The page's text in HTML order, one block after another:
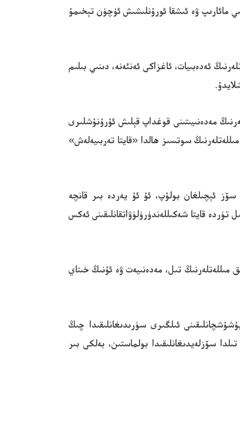
مائارىپ ۋە ئىشقا ئورۇنلىشىش ئۈچۈن تېخىمۇ
ئەدەبىيات، ئاغزاكى ئەنئەنە، دىنىي بىلىم
مەدەنىيىتىنى قوغداپ قېلىش ئۇرۇنۇشلىرى
سوتسىز ھالدا «قايتا تەربىيەلەش»
سۆز ئېچىلغان بولۇپ، ئۇ ئۇ يەردە بىر قانچە
تۈردە قايتا شەكىللەندۈرۈلۈۋاتقانلىقىنى ئەكس
تىل، مەدەنىيەت ۋە ئۇنىڭ خىتاي
ئىلگىرى سۈرىدىغانلىقىدا چىڭ
سۆزلەيدىغانلىقىدا بولماستىن، بەلكى بىر